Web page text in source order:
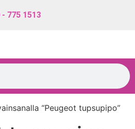
- 775 1513
“Peugeot tupsupipo”